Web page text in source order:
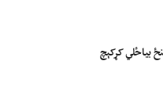
بیاځلي کړکېچ